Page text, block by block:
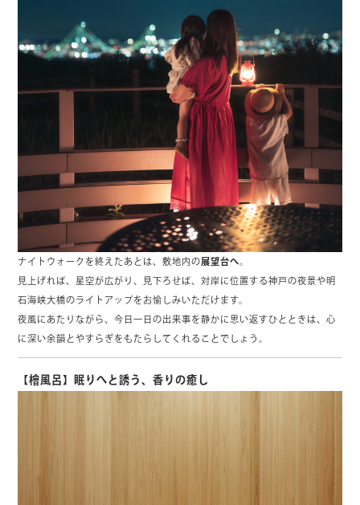
ナイトウォークを終えたあとは、敷地内の展望台へ。
見上げれば、星空が広がり、見下ろせば、対岸に位置する神戸の夜景や明
石海峡大橋のライトアップをお愉しみいただけます。
夜風にあたりながら、今日一日の出来事を静かに思い返すひとときは、心
に深い余韻とやすらぎをもたらしてくれることでしょう。
【檜風呂】眠りへと誘う、香りの癒し